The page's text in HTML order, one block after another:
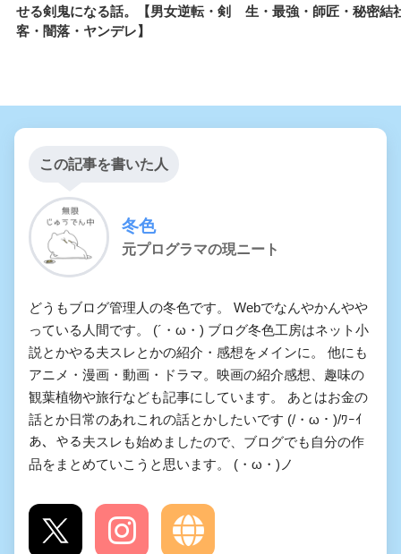
せる剣鬼になる話。【男女逆転・剣
客・闇落・ヤンデレ】
生・最強・師匠・秘密結
この記事を書いた人
冬色
元プログラマの現ニート
どうもブログ管理人の冬色です。 Webでなんやかんやや
っている人間です。 (´・ω・) ブログ冬色工房はネット小
説とかやる夫スレとかの紹介・感想をメインに。 他にも
アニメ・漫画・動画・ドラマ。映画の紹介感想、趣味の
観葉植物や旅行なども記事にしています。 あとはお金の
話とか日常のあれこれの話とかしたいです (/・ω・)/ﾜｰｲ
あ、やる夫スレも始めましたので、ブログでも自分の作
品をまとめていこうと思います。 (・ω・)ノ